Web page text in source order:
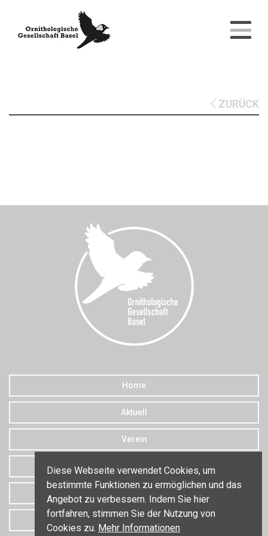
ZURÜCK
Home
Aktuell
Verein
Downloads
Kontakt
Diese Webseite verwendet Cookies, um
bestimmte Funktionen zu ermöglichen und das
Angebot zu verbessern. Indem Sie hier
fortfahren, stimmen Sie der Nutzung von
Cookies zu. Mehr Informationen